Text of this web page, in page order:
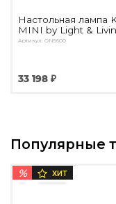
Настольная лампа
MINI by Light &
Артикул: ON5600
33 198 ₽
Популярные
% ХИТ